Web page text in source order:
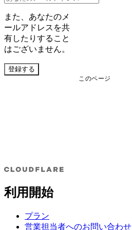
このページ
また、あなたのメ
ールアドレスを共
有したりすること
はございません。
登録する
利用開始
プラン
営業担当者へのお問い合わせ